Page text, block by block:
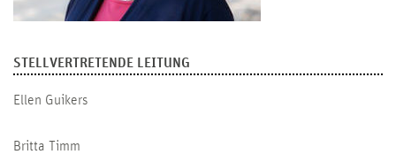
STELLVERTRETENDE LEITUNG
Ellen Guikers
Britta Timm